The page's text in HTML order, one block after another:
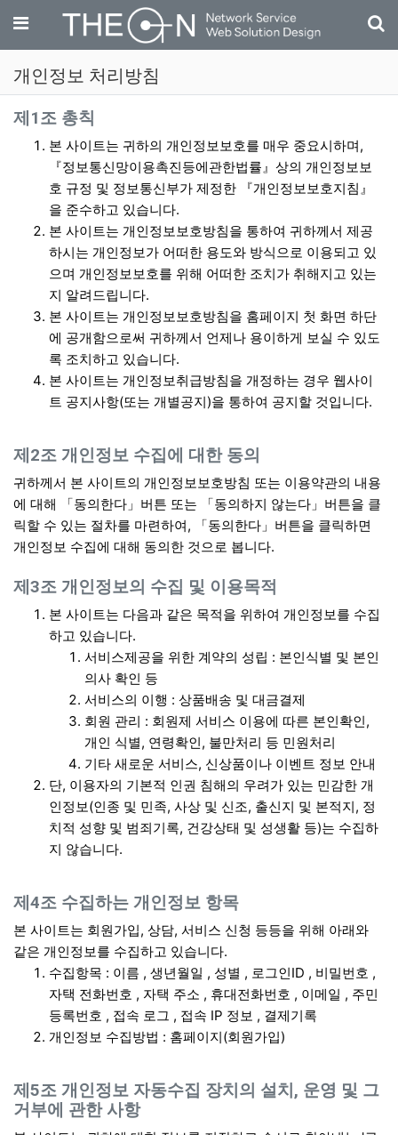
메뉴
개인정보 처리방침
개인정보 처리방침 안내
제1조 총칙
본 사이트는 귀하의 개인정보보호를 매우 중요시하며,
『정보통신망이용촉진등에관한법률』상의 개인정보보
호 규정 및 정보통신부가 제정한 『개인정보보호지침』
을 준수하고 있습니다.
본 사이트는 개인정보보호방침을 통하여 귀하께서 제공
하시는 개인정보가 어떠한 용도와 방식으로 이용되고 있
으며 개인정보보호를 위해 어떠한 조치가 취해지고 있는
지 알려드립니다.
본 사이트는 개인정보보호방침을 홈페이지 첫 화면 하단
에 공개함으로써 귀하께서 언제나 용이하게 보실 수 있도
록 조치하고 있습니다.
본 사이트는 개인정보취급방침을 개정하는 경우 웹사이
트 공지사항(또는 개별공지)을 통하여 공지할 것입니다.
제2조 개인정보 수집에 대한 동의
귀하께서 본 사이트의 개인정보보호방침 또는 이용약관의 내용
에 대해 「동의한다」버튼 또는 「동의하지 않는다」버튼을 클
릭할 수 있는 절차를 마련하여, 「동의한다」버튼을 클릭하면
개인정보 수집에 대해 동의한 것으로 봅니다.
제3조 개인정보의 수집 및 이용목적
본 사이트는 다음과 같은 목적을 위하여 개인정보를 수집
하고 있습니다.
서비스제공을 위한 계약의 성립 : 본인식별 및 본인
의사 확인 등
서비스의 이행 : 상품배송 및 대금결제
회원 관리 : 회원제 서비스 이용에 따른 본인확인,
개인 식별, 연령확인, 불만처리 등 민원처리
기타 새로운 서비스, 신상품이나 이벤트 정보 안내
단, 이용자의 기본적 인권 침해의 우려가 있는 민감한 개
인정보(인종 및 민족, 사상 및 신조, 출신지 및 본적지, 정
치적 성향 및 범죄기록, 건강상태 및 성생활 등)는 수집하
지 않습니다.
제4조 수집하는 개인정보 항목
본 사이트는 회원가입, 상담, 서비스 신청 등등을 위해 아래와
같은 개인정보를 수집하고 있습니다.
수집항목 : 이름 , 생년월일 , 성별 , 로그인ID , 비밀번호 ,
자택 전화번호 , 자택 주소 , 휴대전화번호 , 이메일 , 주민
등록번호 , 접속 로그 , 접속 IP 정보 , 결제기록
개인정보 수집방법 : 홈페이지(회원가입)
제5조 개인정보 자동수집 장치의 설치, 운영 및 그
거부에 관한 사항